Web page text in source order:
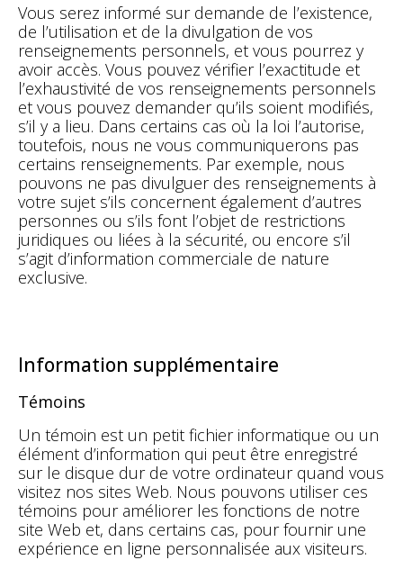
Vous serez informé sur demande de l’existence,
de l’utilisation et de la divulgation de vos
renseignements personnels, et vous pourrez y
avoir accès. Vous pouvez vérifier l’exactitude et
l’exhaustivité de vos renseignements personnels
et vous pouvez demander qu’ils soient modifiés,
s’il y a lieu. Dans certains cas où la loi l’autorise,
toutefois, nous ne vous communiquerons pas
certains renseignements. Par exemple, nous
pouvons ne pas divulguer des renseignements à
votre sujet s’ils concernent également d’autres
personnes ou s’ils font l’objet de restrictions
juridiques ou liées à la sécurité, ou encore s’il
s’agit d’information commerciale de nature
exclusive.
Information supplémentaire
Témoins
Un témoin est un petit fichier informatique ou un
élément d’information qui peut être enregistré
sur le disque dur de votre ordinateur quand vous
visitez nos sites Web. Nous pouvons utiliser ces
témoins pour améliorer les fonctions de notre
site Web et, dans certains cas, pour fournir une
expérience en ligne personnalisée aux visiteurs.